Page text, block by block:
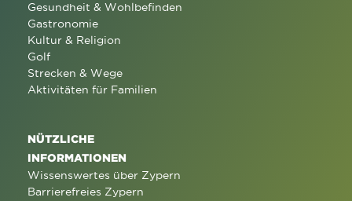
Gesundheit & Wohlbefinden
Gastronomie
Kultur & Religion
Golf
Strecken & Wege
Aktivitäten für Familien
NÜTZLICHE
INFORMATIONEN
Wissenswertes über Zypern
Barrierefreies Zypern